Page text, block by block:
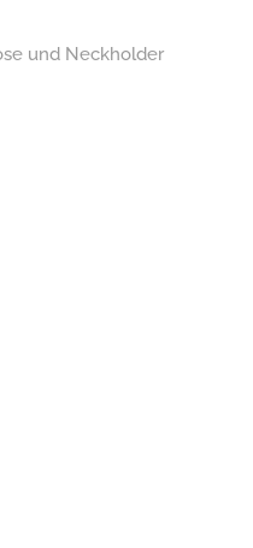
und Neckholder